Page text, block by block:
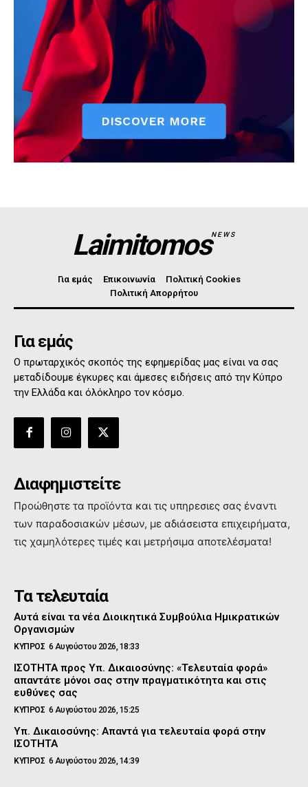
LaimitomosNEWS
Για εμάς Επικοινωνία
Πολιτική Cookies
Πολιτική Απορρήτου
Για εμάς
Ο πρωταρχικός σκοπός της εφημερίδας μας είναι να σας
μεταδίδουμε έγκυρες και άμεσες ειδήσεις από την Κύπρο
την Ελλάδα και όλόκληρο τον κόσμο.
Διαφημιστείτε
Προώθηστε τα προϊόντα και τις υπηρεσιες σας έναντι
των παραδοσιακών μέσων, με αδιάσειστα επιχειρήματα,
τις χαμηλότερες τιμές και μετρήσιμα αποτελέσματα!
Τα τελευταία
Αυτά είναι τα νέα Διοικητικά Συμβούλια Ημικρατικών
Οργανισμών
ΚΥΠΡΟΣ 6 Αυγούστου 2026, 18:33
ΙΣΟΤΗΤΑ προς Υπ. Δικαιοσύνης: «Τελευταία φορά»
απαντάτε μόνοι σας στην πραγματικότητα και στις
ευθύνες σας
ΚΥΠΡΟΣ 6 Αυγούστου 2026, 15:25
Υπ. Δικαιοσύνης: Απαντά για τελευταία φορά στην
ΙΣΟΤΗΤΑ
ΚΥΠΡΟΣ 6 Αυγούστου 2026, 14:39